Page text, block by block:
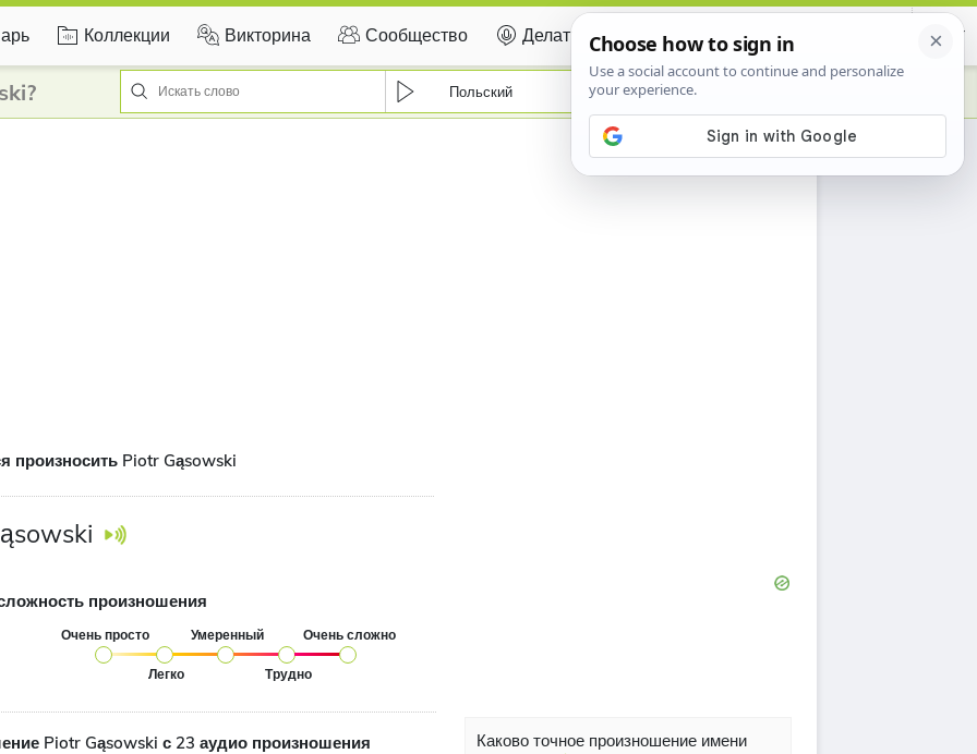
Коллекции Викторина Сообщество Делать вклад Certificate
Польский
произносить Piotr Gąsowski
произношения
Очень просто
Легко
Умеренный
Трудно
Очень сложно
Piotr Gąsowski с 23 аудио произношения
Каково точное произношение имени